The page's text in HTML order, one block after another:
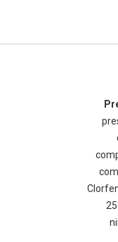
Inicio